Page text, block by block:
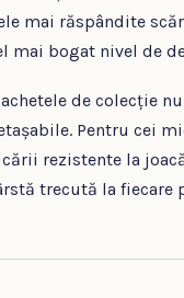
mai răspândite
mai bogat nivel de
de colecție
Pentru cei
rezistente la
trecută la fiecare